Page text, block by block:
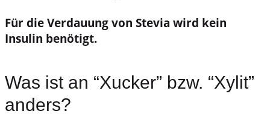
Für die Verdauung von Stevia wird kein
Insulin benötigt.
Was ist an “Xucker” bzw. “Xylit”
anders?